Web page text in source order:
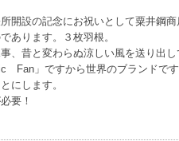
開設の記念にお祝いとして粟井鋼
あります。３枚羽根。
、昔と変わらぬ涼しい風を送り出
Fan」ですから世界のブランドで
にします。
要！